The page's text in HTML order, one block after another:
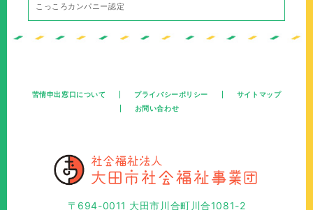
こっころカンパニー認定
苦情申出窓口について プライバシーポリシー
サイトマップ
お問い合わせ
〒694-0011 大田市川合町川合1081-2